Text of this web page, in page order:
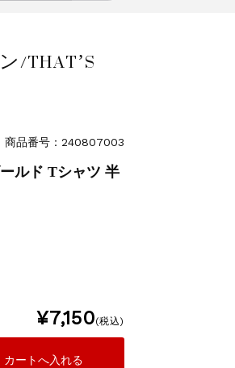
/THAT’S
商品番号：240807003
ルド Tシャツ 半
¥7,150(税込)